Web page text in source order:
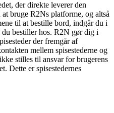
der direkte leverer den
bruge R2Ns platforme, og altså
til at bestille bord, indgår du i
du bestiller hos. R2N gør dig i
der fremgår af
mellem spisestederne og
stilles til ansvar for brugerens
Dette er spisestedernes